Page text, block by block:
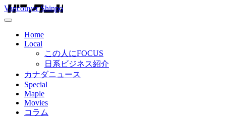
Vancouver Shinpo
Home
Local
この人にFOCUS
日系ビジネス紹介
カナダニュース
Special
Maple
Movies
コラム